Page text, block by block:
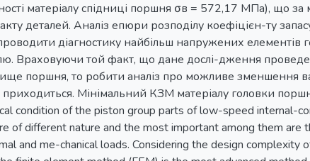
матеріалу спідниці поршня σв = 572,17 МПа), що за
деталей. Аналіз епюри розподілу коефіцієн-ту
діагностику найбільш напружених елементів
Враховуючи той факт, що дане дослі-дження
поршня, то робити аналіз про можливе зменшення
Мінімальний КЗМ матеріалу головки
condition of the piston group parts of low-speed internal-
of different nature and the most important among them are
and me-chanical loads. Considering the design complexity